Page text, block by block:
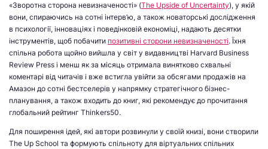
«Зворотна сторона невизначеності» (The Upside of Uncertainty), у якій
вони, спираючись на сотні інтерв’ю, а також новаторські дослідження
в психології, інноваціях і поведінковій економіці, надають десятки
інструментів, щоб побачити позитивні сторони невизначеності. Їхня
спільна робота щойно вийшла у світ у видавництві Harvard Business
Review Press і менш як за місяць отримала винятково схвальні
коментарі від читачів і вже встигла увійти за обсягами продажів на
Амазон до сотні бестселерів у напрямку стратегічного бізнес-
планування, а також входить до книг, які рекомендує до прочитання
глобальний рейтинг Thinkers50.
Для поширення ідей, які автори розвинули у своїй книзі, вони створили
The Up School та формують спільноту для віртуальних спільних